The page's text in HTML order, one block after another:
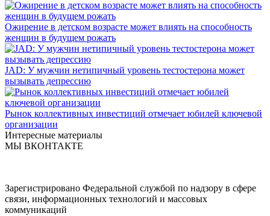
Ожирение в детском возрасте может влиять на способность
женщин в будущем рожать
JAD: У мужчин нетипичный уровень тестостерона может
вызывать депрессию
Рынок коллективных инвестиций отмечает юбилей ключевой
организации
Интересные материалы
МЫ ВКОНТАКТЕ
Зарегистрировано Федеральной службой по надзору в сфере
связи, информационных технологий и массовых
коммуникаций